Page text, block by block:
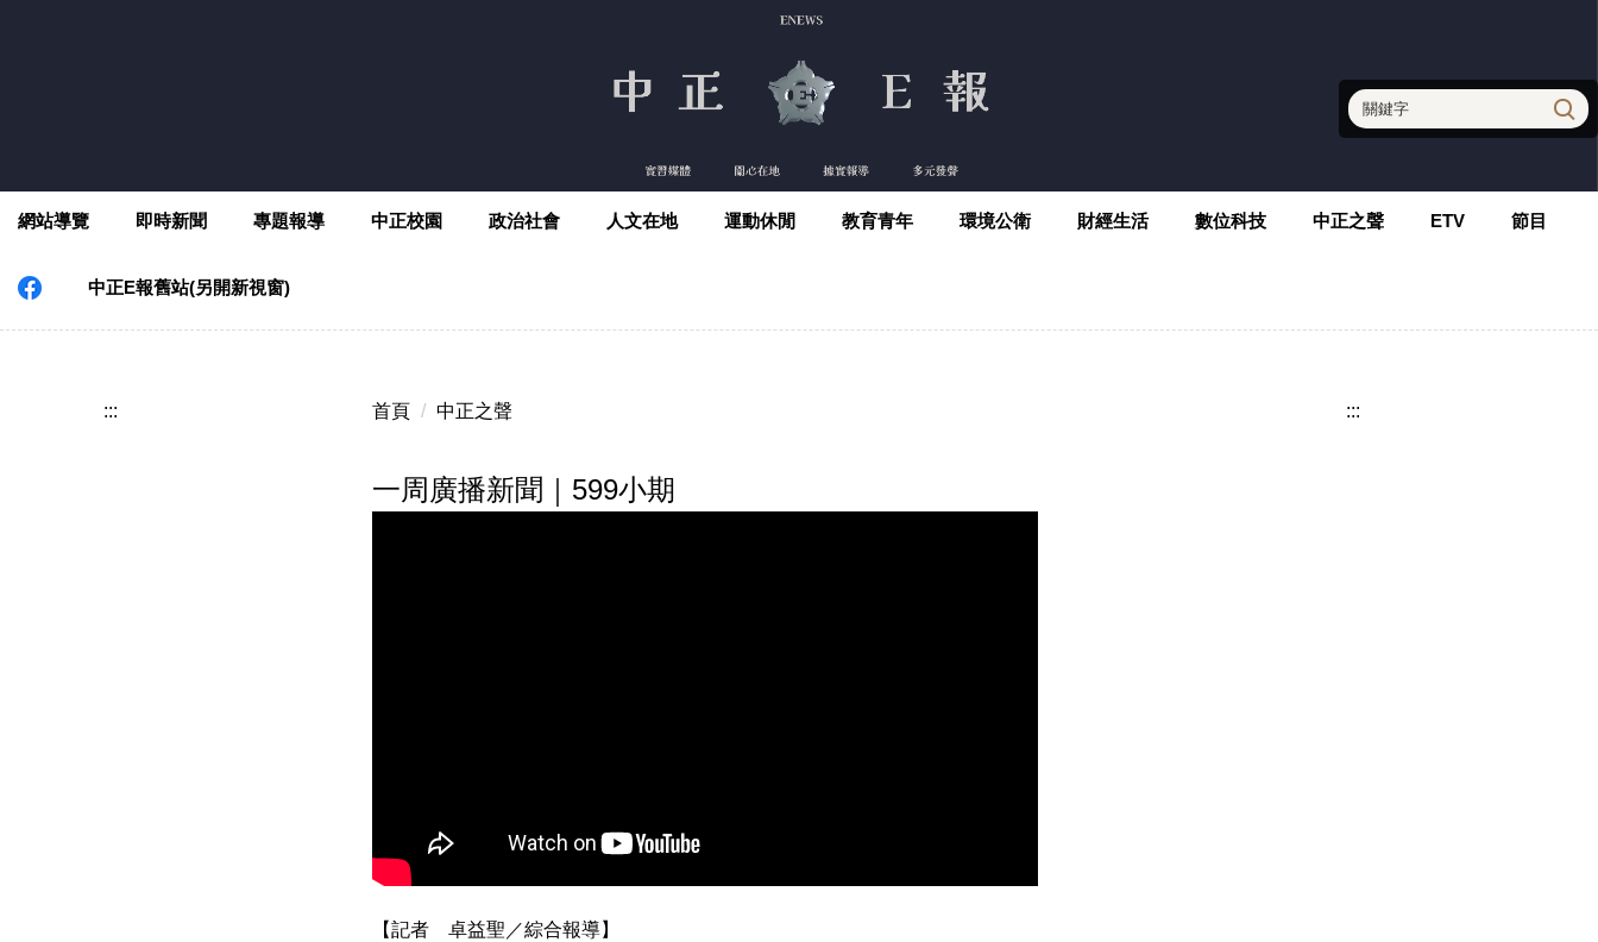
區
網站導覽
即時新聞 專題報導 中正校園 政治社會 人文在地 運動休閒 教育青年 環境公衛 財經生活 數位科技 中正之聲 ETV 節目
中正E報舊站(另開新視窗)
::: 首頁 中正之聲
一周廣播新聞｜599小期
【記者 卓益聖／綜合報導】
:::